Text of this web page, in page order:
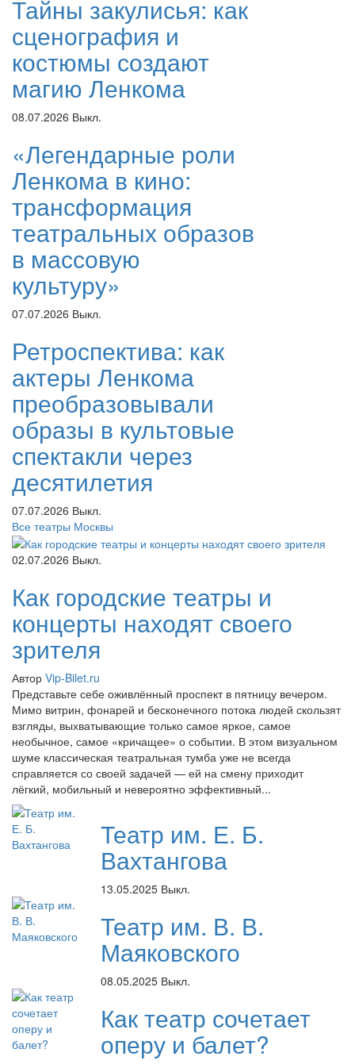
Тайны закулисья: как
сценография и
костюмы создают
магию Ленкома
08.07.2026 Выкл.
«Легендарные роли
Ленкома в кино:
трансформация
театральных образов
в массовую
культуру»
07.07.2026 Выкл.
Ретроспектива: как
актеры Ленкома
преобразовывали
образы в культовые
спектакли через
десятилетия
07.07.2026 Выкл.
Все театры Москвы
02.07.2026 Выкл.
Как городские театры и
концерты находят своего
зрителя
Автор Vip-Bilet.ru
Представьте себе оживлённый проспект в пятницу вечером.
Мимо витрин, фонарей и бесконечного потока людей скользят
взгляды, выхватывающие только самое яркое, самое
необычное, самое «кричащее» о событии. В этом визуальном
шуме классическая театральная тумба уже не всегда
справляется со своей задачей — ей на смену приходит
лёгкий, мобильный и невероятно эффективный...
Театр им. Е. Б.
Вахтангова
13.05.2025 Выкл.
Театр им. В. В.
Маяковского
08.05.2025 Выкл.
Как театр сочетает
оперу и балет?